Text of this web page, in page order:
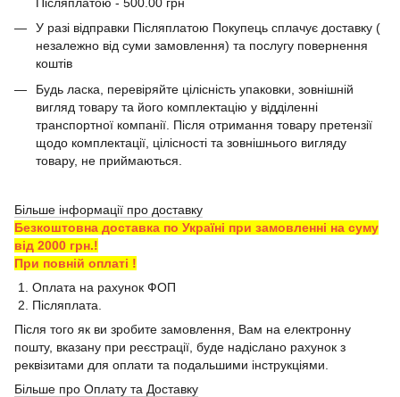
У разі відправки Післяплатою Покупець сплачує доставку (
незалежно від суми замовлення) та послугу повернення
коштів
Будь ласка, перевіряйте цілісність упаковки, зовнішній
вигляд товару та його комплектацію у відділенні
транспортної компанії. Після отримання товару претензії
щодо комплектації, цілісності та зовнішнього вигляду
товару, не приймаються.
Більше інформації про доставку
Безкоштовна доставка по Україні при замовленні на суму
від 2000 грн.!
При повній оплаті !
1. Оплата на рахунок ФОП
2. Післяплата.
Після того як ви зробите замовлення, Вам на електронну
пошту, вказану при реєстрації, буде надіслано рахунок з
реквізитами для оплати та подальшими інструкціями.
Більше про Оплату та Доставку